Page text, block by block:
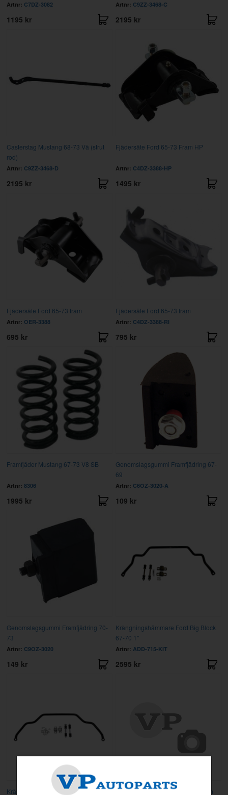
Artnr: C7DZ-3082
1195 kr
Artnr: C9ZZ-3468-C
2195 kr
Casterstag Mustang 68-73 Vä (strut
rod)
Artnr: C9ZZ-3468-D
2195 kr
Fjädersäte Ford 65-73 Fram HP
Artnr: C4DZ-3388-HP
1495 kr
Fjädersäte Ford 65-73 fram
Artnr: OER-3388
695 kr
Fjädersäte Ford 65-73 fram
Artnr: C4DZ-3388-RI
795 kr
Framfjäder Mustang 67-73 V8 SB
Artnr: 8306
1995 kr
Genomslagsgummi Framfjädring 67-
69
Artnr: C6OZ-3020-A
109 kr
Genomslagsgummi Framfjädring 70-
73
Artnr: C9OZ-3020
149 kr
Krängningshämmare Ford Big Block
67-70 1"
Artnr: ADD-715-KIT
2595 kr
Krängningshämmare Mustang 71-73 Krängningshämmare Mustang fram